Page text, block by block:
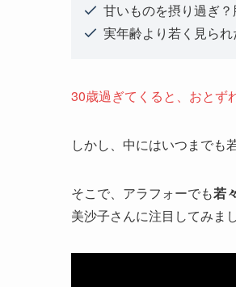
甘いものを摂り過ぎ
実年齢より若く見られ
30歳過ぎてくると、おとず
しかし、中にはいつまでも
そこで、アラフォーでも若
美沙子さんに注目してみまし